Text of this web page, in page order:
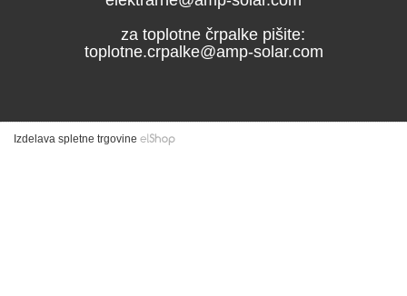
za toplotne črpalke pišite:
toplotne.crpalke@amp-solar.com
Izdelava spletne trgovine